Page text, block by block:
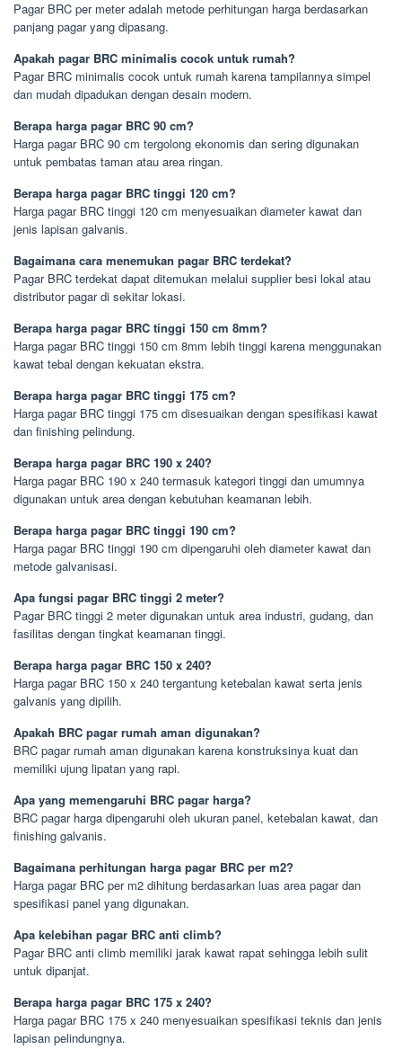
Pagar BRC per meter adalah metode perhitungan harga berdasarkan
panjang pagar yang dipasang.
Apakah pagar BRC minimalis cocok untuk rumah?
Pagar BRC minimalis cocok untuk rumah karena tampilannya simpel
dan mudah dipadukan dengan desain modern.
Berapa harga pagar BRC 90 cm?
Harga pagar BRC 90 cm tergolong ekonomis dan sering digunakan
untuk pembatas taman atau area ringan.
Berapa harga pagar BRC tinggi 120 cm?
Harga pagar BRC tinggi 120 cm menyesuaikan diameter kawat dan
jenis lapisan galvanis.
Bagaimana cara menemukan pagar BRC terdekat?
Pagar BRC terdekat dapat ditemukan melalui supplier besi lokal atau
distributor pagar di sekitar lokasi.
Berapa harga pagar BRC tinggi 150 cm 8mm?
Harga pagar BRC tinggi 150 cm 8mm lebih tinggi karena menggunakan
kawat tebal dengan kekuatan ekstra.
Berapa harga pagar BRC tinggi 175 cm?
Harga pagar BRC tinggi 175 cm disesuaikan dengan spesifikasi kawat
dan finishing pelindung.
Berapa harga pagar BRC 190 x 240?
Harga pagar BRC 190 x 240 termasuk kategori tinggi dan umumnya
digunakan untuk area dengan kebutuhan keamanan lebih.
Berapa harga pagar BRC tinggi 190 cm?
Harga pagar BRC tinggi 190 cm dipengaruhi oleh diameter kawat dan
metode galvanisasi.
Apa fungsi pagar BRC tinggi 2 meter?
Pagar BRC tinggi 2 meter digunakan untuk area industri, gudang, dan
fasilitas dengan tingkat keamanan tinggi.
Berapa harga pagar BRC 150 x 240?
Harga pagar BRC 150 x 240 tergantung ketebalan kawat serta jenis
galvanis yang dipilih.
Apakah BRC pagar rumah aman digunakan?
BRC pagar rumah aman digunakan karena konstruksinya kuat dan
memiliki ujung lipatan yang rapi.
Apa yang memengaruhi BRC pagar harga?
BRC pagar harga dipengaruhi oleh ukuran panel, ketebalan kawat, dan
finishing galvanis.
Bagaimana perhitungan harga pagar BRC per m2?
Harga pagar BRC per m2 dihitung berdasarkan luas area pagar dan
spesifikasi panel yang digunakan.
Apa kelebihan pagar BRC anti climb?
Pagar BRC anti climb memiliki jarak kawat rapat sehingga lebih sulit
untuk dipanjat.
Berapa harga pagar BRC 175 x 240?
Harga pagar BRC 175 x 240 menyesuaikan spesifikasi teknis dan jenis
lapisan pelindungnya.